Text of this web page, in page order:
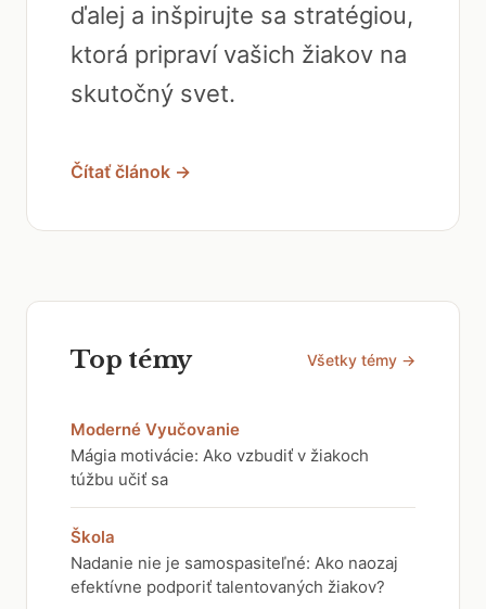
ďalej a inšpirujte sa stratégiou,
ktorá pripraví vašich žiakov na
skutočný svet.
Čítať článok →
Top témy Všetky témy →
Moderné Vyučovanie
Mágia motivácie: Ako vzbudiť v žiakoch
túžbu učiť sa
Škola
Nadanie nie je samospasiteľné: Ako naozaj
efektívne podporiť talentovaných žiakov?